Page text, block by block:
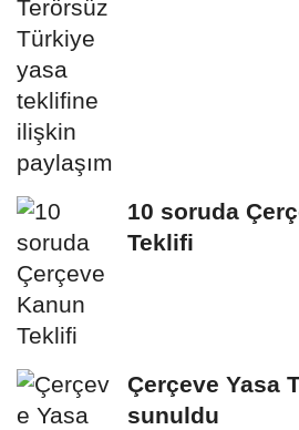
10 soruda
Teklifi
Çerçeve Yasa
sunuldu